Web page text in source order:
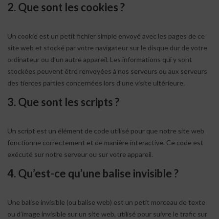
2. Que sont les cookies ?
Un cookie est un petit fichier simple envoyé avec les pages de ce
site web et stocké par votre navigateur sur le disque dur de votre
ordinateur ou d’un autre appareil. Les informations qui y sont
stockées peuvent être renvoyées à nos serveurs ou aux serveurs
des tierces parties concernées lors d’une visite ultérieure.
3. Que sont les scripts ?
Un script est un élément de code utilisé pour que notre site web
fonctionne correctement et de manière interactive. Ce code est
exécuté sur notre serveur ou sur votre appareil.
4. Qu’est-ce qu’une balise invisible ?
Une balise invisible (ou balise web) est un petit morceau de texte
ou d’image invisible sur un site web, utilisé pour suivre le trafic sur